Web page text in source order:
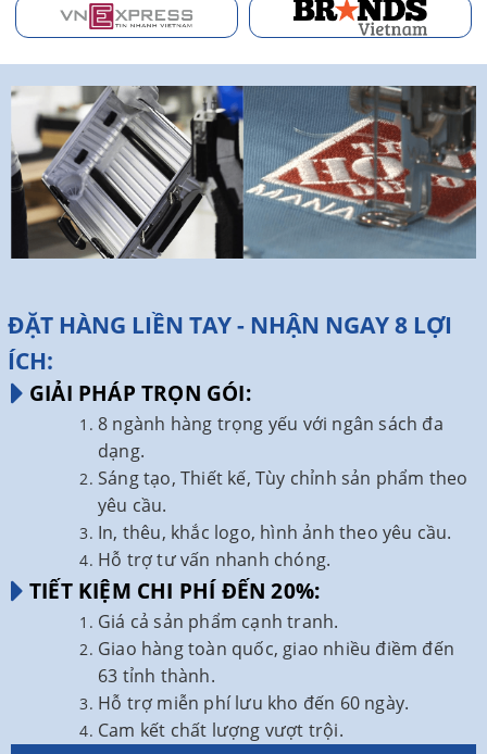
ĐẶT HÀNG LIỀN TAY - NHẬN NGAY 8 LỢI
ÍCH:
GIẢI PHÁP TRỌN GÓI:
8 ngành hàng trọng yếu với ngân sách đa
dạng.
Sáng tạo, Thiết kế, Tùy chỉnh sản phẩm theo
yêu cầu.
In, thêu, khắc logo, hình ảnh theo yêu cầu.
Hỗ trợ tư vấn nhanh chóng.
TIẾT KIỆM CHI PHÍ ĐẾN 20%:
Giá cả sản phẩm cạnh tranh.
Giao hàng toàn quốc, giao nhiều điềm đến
63 tỉnh thành.
Hỗ trợ miễn phí lưu kho đến 60 ngày.
Cam kết chất lượng vượt trội.